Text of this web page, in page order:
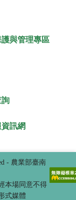
與管理專區
詢
訊網
- 農業部臺南
本場同意不得
式媒體